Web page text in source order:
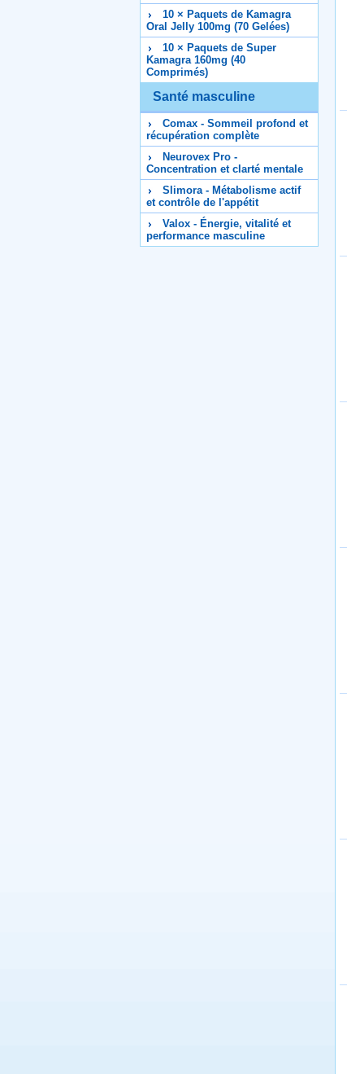
10 × Paquets de Kamagra
Oral Jelly 100mg (70 Gelées)
10 × Paquets de Super
Kamagra 160mg (40
Comprimés)
Santé masculine
Comax - Sommeil profond et
récupération complète
Neurovex Pro -
Concentration et clarté mentale
Slimora - Métabolisme actif
et contrôle de l'appétit
Valox - Énergie, vitalité et
performance masculine